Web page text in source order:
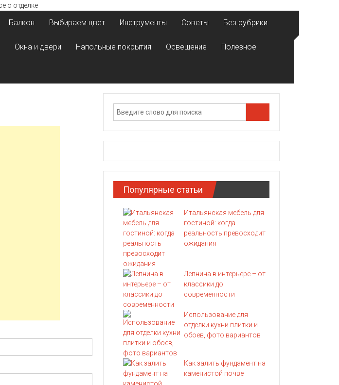
Балкон Выбираем цвет Инструменты Советы Без рубрики
Окна и двери Напольные покрытия Освещение Полезное
Популярные статьи
Итальянская мебель для
гостиной: когда
реальность превосходит
ожидания
Лепнина в интерьере – от
классики до
современности
Использование для
отделки кухни плитки и
обоев, фото вариантов
Как залить фундамент на
каменистой почве